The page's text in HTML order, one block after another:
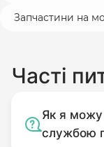
Запчастини на
Часті
Як я можу
службою